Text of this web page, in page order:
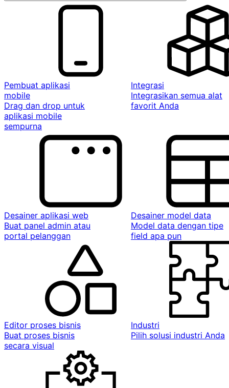
Pembuat aplikasi
mobile
Drag dan drop untuk
aplikasi mobile
sempurna
Integrasi
Integrasikan semua alat
favorit Anda
Desainer aplikasi web
Buat panel admin atau
portal pelanggan
Desainer model data
Model data dengan tipe
field apa pun
Editor proses bisnis
Buat proses bisnis
secara visual
Industri
Pilih solusi industri Anda